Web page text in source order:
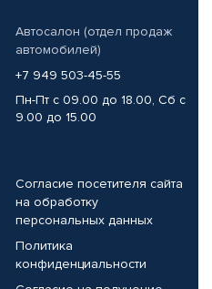
Автосалон (отдел продаж
автомобилей)
+7 949 503-45-55
Пн-Пт с 09.00 до 18.00, Сб с
9.00 до 15.00
Согласие посетителя сайта
на обработку
персональных данных
Политика
конфиденциальности